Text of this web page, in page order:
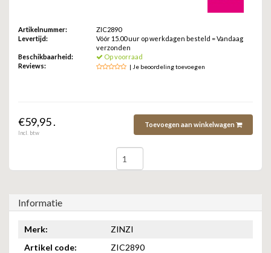
ZAG BIJOUX
Artikelnummer:
ZIC2890
Levertijd:
Vóór 15.00 uur op werkdagen besteld = Vandaag
verzonden
Beschikbaarheid:
Op voorraad
Reviews:
| Je beoordeling toevoegen
€59,95 .
Incl. btw
Toevoegen aan winkelwagen
Informatie
Merk:
ZINZI
Artikel code:
ZIC2890